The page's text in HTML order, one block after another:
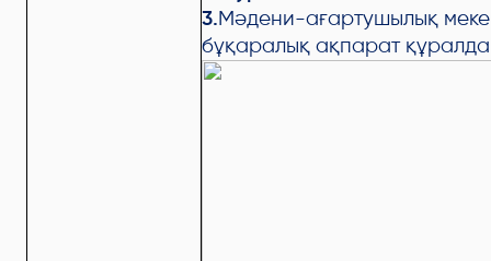
3.Мәдени-ағартушылық
бұқаралық ақпарат